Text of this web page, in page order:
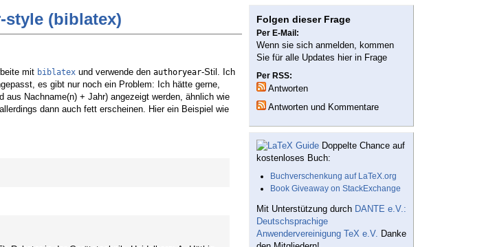
style (biblatex)
mit biblatex und verwende den authoryear-Stil. Ich
es gibt nur noch ein Problem: Ich hätte gerne,
Nachname(n) + Jahr) angezeigt werden, ähnlich wie
dann auch fett erscheinen. Hier ein Beispiel wie
Folgen dieser Frage
Per E-Mail:
Wenn sie sich anmelden, kommen
Sie für alle Updates hier in Frage
Per RSS:
Antworten
Antworten und Kommentare
Doppelte Chance auf
kostenloses Buch:
Buchverschenkung auf LaTeX.org
Book Giveaway on StackExchange
Mit Unterstützung durch DANTE e.V.:
Deutschsprachige
Anwendervereinigung TeX e.V. Danke